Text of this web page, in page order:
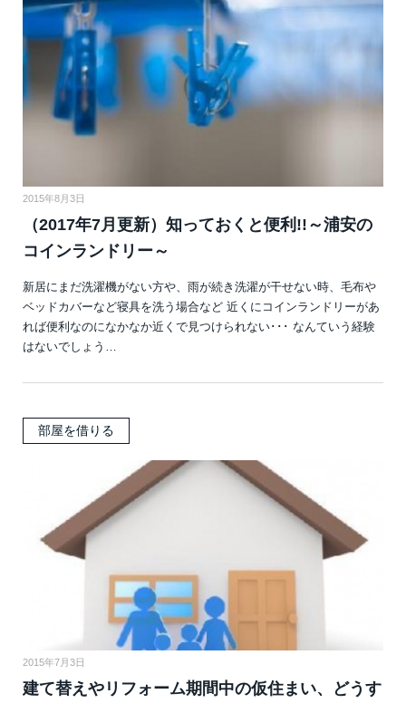
2015年8月3日
（2017年7月更新）知っておくと便利!!～浦安の
コインランドリー～
新居にまだ洗濯機がない方や、雨が続き洗濯が干せない時、毛布や
ベッドカバーなど寝具を洗う場合など 近くにコインランドリーがあ
れば便利なのになかなか近くで見つけられない･･･ なんていう経験
はないでしょう…
部屋を借りる
2015年7月3日
建て替えやリフォーム期間中の仮住まい、どうす